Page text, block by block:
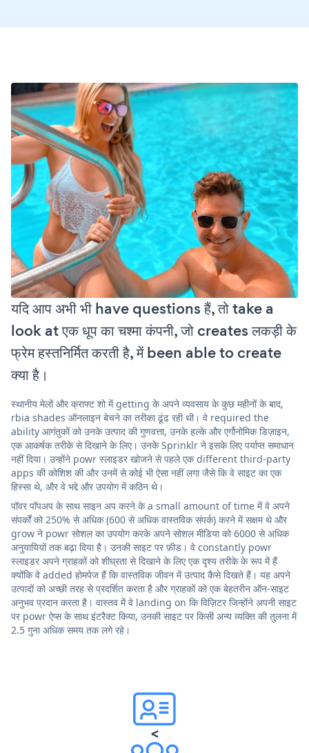
यदि आप अभी भी have questions हैं, तो take a
look at एक धूप का चश्मा कंपनी, जो creates लकड़ी के
फ्रेम हस्तनिर्मित करती है, में been able to create
क्या है।
स्थानीय मेलों और क्राफ्ट शो में getting के अपने व्यवसाय के कुछ महीनों के बाद,
rbia shades ऑनलाइन बेचने का तरीका ढूंढ रही थी। वे required the
ability आगंतुकों को उनके उत्पाद की गुणवत्ता, उनके हल्के और एर्गोनोमिक डिज़ाइन,
एक आकर्षक तरीके से दिखाने के लिए। उनके Sprinklr ने इसके लिए पर्याप्त समाधान
नहीं दिया। उन्होंने powr स्लाइडर खोजने से पहले एक different third-party
apps की कोशिश की और उनमें से कोई भी ऐसा नहीं लगा जैसे कि वे साइट का एक
हिस्सा थे, और वे भद्दे और उपयोग में कठिन थे।
पॉवर पॉपअप के साथ साइन अप करने के a small amount of time में वे अपने
संपर्कों को 250% से अधिक (600 से अधिक वास्तविक संपर्क) करने में सक्षम थे और
grow ने powr सोशल का उपयोग करके अपने सोशल मीडिया को 6000 से अधिक
अनुयायियों तक बढ़ा दिया है। उनकी साइट पर फ़ीड। वे constantly powr
स्लाइडर अपने ग्राहकों को शीघ्रता से दिखाने के लिए एक दृश्य तरीके के रूप में हैं
क्योंकि वे added होमपेज हैं कि वास्तविक जीवन में उत्पाद कैसे दिखते हैं। यह अपने
उत्पादों को अच्छी तरह से प्रदर्शित करता है और ग्राहकों को एक बेहतरीन ऑन-साइट
अनुभव प्रदान करता है। वास्तव में वे landing on कि विज़िटर जिन्होंने अपनी साइट
पर powr ऐप्स के साथ इंटरैक्ट किया, उनकी साइट पर किसी अन्य व्यक्ति की तुलना में
2.5 गुना अधिक समय तक लगे रहे।
<